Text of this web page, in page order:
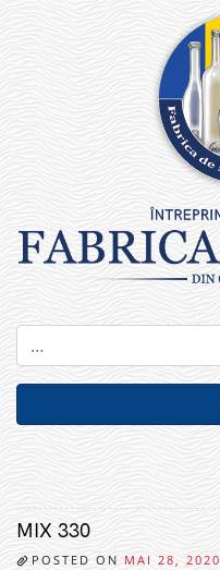
MIX 330
POSTED ON MAI 28, 2020